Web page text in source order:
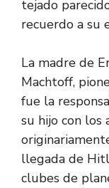
tejado
recuerdo a su
La madre de
Machtoff,
fue la
su hijo con los
llegada de
clubes de